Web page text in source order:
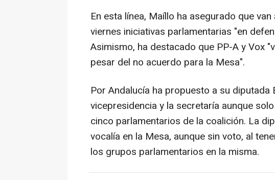
En esta línea, Maíllo ha asegurado que
viernes iniciativas parlamentarias "en
Asimismo, ha destacado que PP-A y Vox
pesar del no acuerdo para la Mesa".
Por Andalucía ha propuesto a su diputada
vicepresidencia y la secretaría aunque
cinco parlamentarios de la coalición. La
vocalía en la Mesa, aunque sin voto, al
los grupos parlamentarios en la misma.